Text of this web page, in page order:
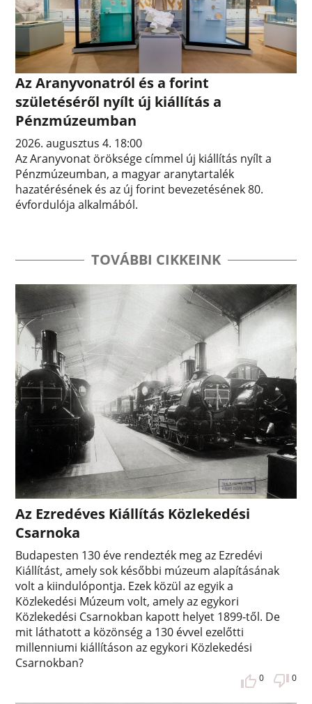
Az Aranyvonatról és a forint
születéséről nyílt új kiállítás a
Pénzmúzeumban
2026. augusztus 4. 18:00
Az Aranyvonat öröksége címmel új kiállítás nyílt a
Pénzmúzeumban, a magyar aranytartalék
hazatérésének és az új forint bevezetésének 80.
évfordulója alkalmából.
TOVÁBBI CIKKEINK
Az Ezredéves Kiállítás Közlekedési
Csarnoka
Budapesten 130 éve rendezték meg az Ezredévi
Kiállítást, amely sok későbbi múzeum alapításának
volt a kiindulópontja. Ezek közül az egyik a
Közlekedési Múzeum volt, amely az egykori
Közlekedési Csarnokban kapott helyet 1899-től. De
mit láthatott a közönség a 130 évvel ezelőtti
millenniumi kiállításon az egykori Közlekedési
Csarnokban?
0 0